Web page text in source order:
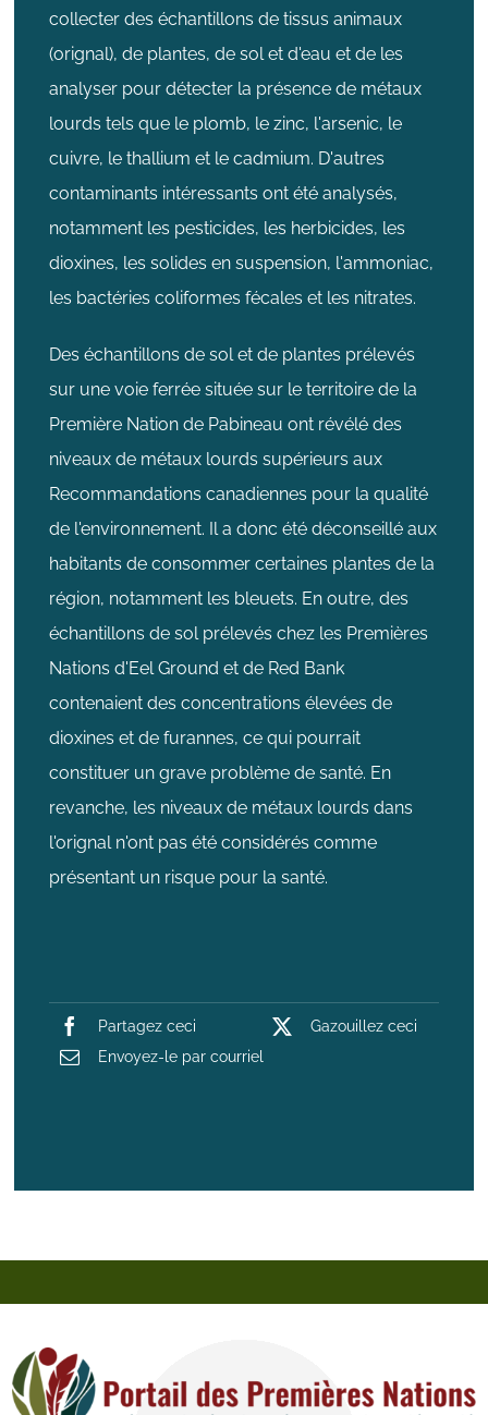
collecter des échantillons de tissus animaux
(orignal), de plantes, de sol et d'eau et de les
analyser pour détecter la présence de métaux
lourds tels que le plomb, le zinc, l'arsenic, le
cuivre, le thallium et le cadmium. D'autres
contaminants intéressants ont été analysés,
notamment les pesticides, les herbicides, les
dioxines, les solides en suspension, l'ammoniac,
les bactéries coliformes fécales et les nitrates.
Des échantillons de sol et de plantes prélevés
sur une voie ferrée située sur le territoire de la
Première Nation de Pabineau ont révélé des
niveaux de métaux lourds supérieurs aux
Recommandations canadiennes pour la qualité
de l'environnement. Il a donc été déconseillé aux
habitants de consommer certaines plantes de la
région, notamment les bleuets. En outre, des
échantillons de sol prélevés chez les Premières
Nations d'Eel Ground et de Red Bank
contenaient des concentrations élevées de
dioxines et de furannes, ce qui pourrait
constituer un grave problème de santé. En
revanche, les niveaux de métaux lourds dans
l'orignal n'ont pas été considérés comme
présentant un risque pour la santé.
Partagez ceci
Gazouillez ceci
Envoyez-le par courriel